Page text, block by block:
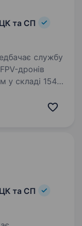
та СП
дронів
у складі 154-
та СП